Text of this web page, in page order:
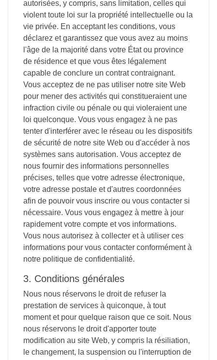
autorisées, y compris, sans limitation, celles qui
violent toute loi sur la propriété intellectuelle ou la
vie privée. En acceptant les conditions, vous
déclarez et garantissez que vous avez au moins
l'âge de la majorité dans votre État ou province
de résidence et que vous êtes légalement
capable de conclure un contrat contraignant.
Vous acceptez de ne pas utiliser notre site Web
pour mener des activités qui constitueraient une
infraction civile ou pénale ou qui violeraient une
loi quelconque. Vous vous engagez à ne pas
tenter d'interférer avec le réseau ou les dispositifs
de sécurité de notre site Web ou d'accéder à nos
systèmes sans autorisation. Vous acceptez de
nous fournir des informations personnelles
précises, telles que votre adresse électronique,
votre adresse postale et d'autres coordonnées
afin de pouvoir vous inscrire ou vous contacter si
nécessaire. Vous vous engagez à mettre à jour
rapidement votre compte et vos informations.
Vous nous autorisez à collecter et à utiliser ces
informations pour vous contacter conformément à
notre politique de confidentialité.
3. Conditions générales
Nous nous réservons le droit de refuser la
prestation de services à quiconque, à tout
moment et pour quelque raison que ce soit. Nous
nous réservons le droit d'apporter toute
modification au site Web, y compris la résiliation,
le changement, la suspension ou l'interruption de